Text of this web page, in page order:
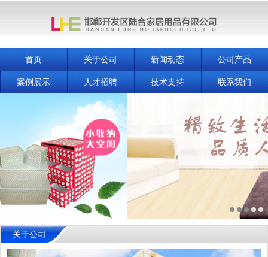
首页 关于公司 新闻动态 公司产品
案例展示 人才招聘 技术支持 联系我们
关于公司